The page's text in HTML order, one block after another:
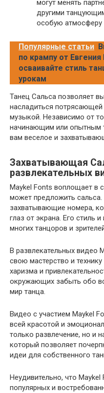
могут менять
другими
особую атмосферу
Популярные статьи
по крампу от Евгения
осваивайте стиль
урокам
Танец Сальса позволяет
насладиться
музыкой. Независимо от
начинающим или опытным
вам веселое и
Захватывающая
развлекательных
Maykel Fonts воплощает в
может предложить
захватывающие номера,
глаз от экрана. Его стиль
многих танцоров и
В развлекательных видео
свою мастерство и
харизма и
окружающих забыть обо
мир танца.
Видео с участием Maykel
всей красотой и
только развлечение, но и
который позволяет
идеи для собственного
Неудивительно, что
популярных и